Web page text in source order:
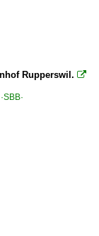
Rupperswil. 